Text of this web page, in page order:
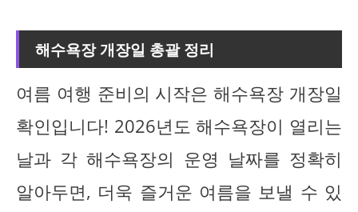
해수욕장 개장일 총괄 정리
여름 여행 준비의 시작은 해수욕장 개장일
확인입니다! 2026년도 해수욕장이 열리는
날과 각 해수욕장의 운영 날짜를 정확히
알아두면, 더욱 즐거운 여름을 보낼 수 있